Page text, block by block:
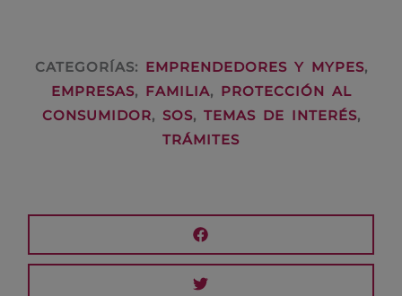
CATEGORÍAS: EMPRENDEDORES Y MYPES,
EMPRESAS, FAMILIA, PROTECCIÓN AL
CONSUMIDOR, SOS, TEMAS DE INTERÉS,
TRÁMITES